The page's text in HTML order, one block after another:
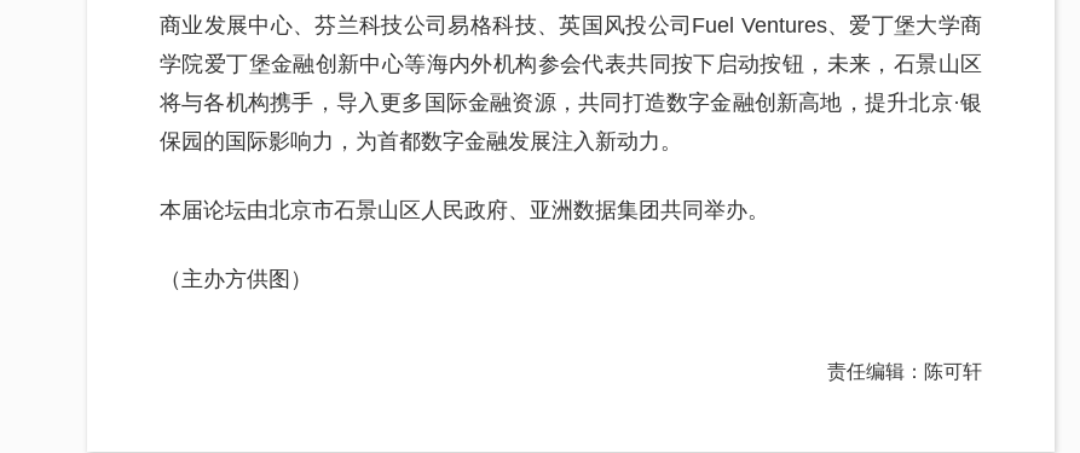
商业发展中心、芬兰科技公司易格科技、英国风投公司Fuel Ventures、爱丁堡大学商
学院爱丁堡金融创新中心等海内外机构参会代表共同按下启动按钮，未来，石景山区
将与各机构携手，导入更多国际金融资源，共同打造数字金融创新高地，提升北京·银
保园的国际影响力，为首都数字金融发展注入新动力。
本届论坛由北京市石景山区人民政府、亚洲数据集团共同举办。
（主办方供图）
责任编辑：陈可轩